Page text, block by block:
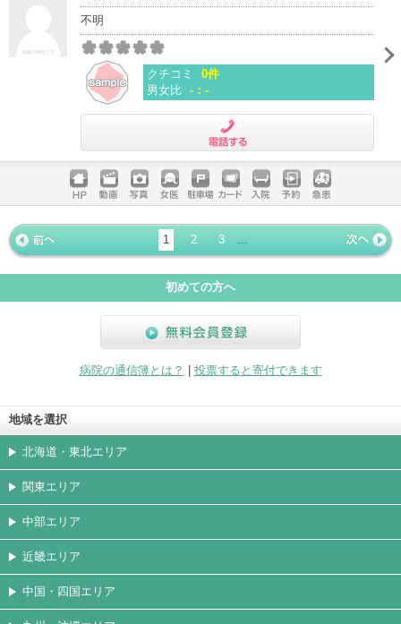
不明
クチコミ
0件
男女比 -：-
ホームペ
ージ
動画 写真 女医 駐車場
クレジッ
トカード
入院 予約 急患
« 前ペー
ジ
1 2 3
次ページ
»
初めての方へ
病院の通信簿とは？
投票すると寄付できます
地域を選択
北海道・東北エリア
関東エリア
中部エリア
近畿エリア
中国・四国エリア